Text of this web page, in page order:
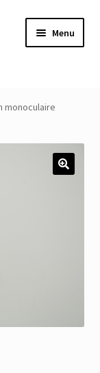
Menu
monoculaire